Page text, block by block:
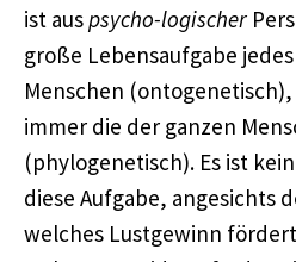
ist auspsycho-logischer
große Lebensaufgabe
Menschen
immer die der ganzen
(phylogenetisch). Es ist
diese Aufgabe, angesichts
welches Lustgewinn